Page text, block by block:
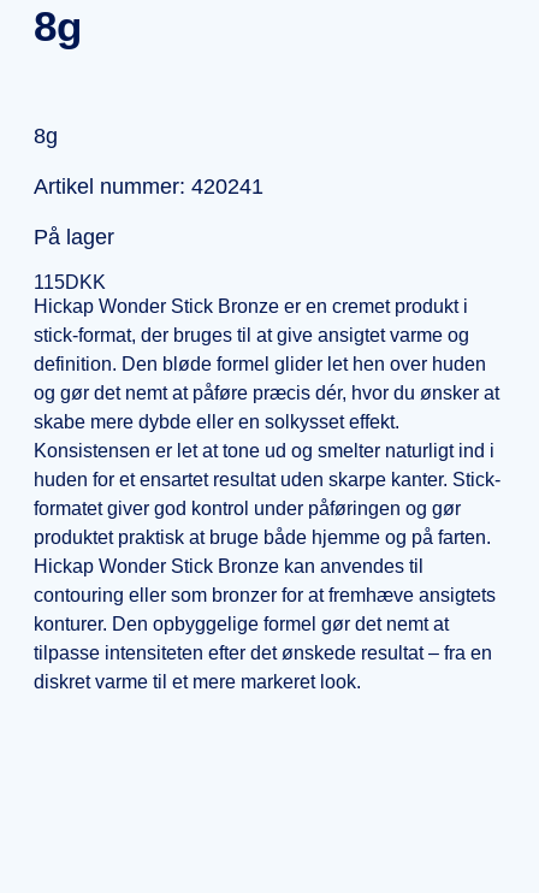
8g
8g
Artikel nummer: 420241
På lager
115DKK
Hickap Wonder Stick Bronze er en cremet produkt i
stick-format, der bruges til at give ansigtet varme og
definition. Den bløde formel glider let hen over huden
og gør det nemt at påføre præcis dér, hvor du ønsker at
skabe mere dybde eller en solkysset effekt.
Konsistensen er let at tone ud og smelter naturligt ind i
huden for et ensartet resultat uden skarpe kanter. Stick-
formatet giver god kontrol under påføringen og gør
produktet praktisk at bruge både hjemme og på farten.
Hickap Wonder Stick Bronze kan anvendes til
contouring eller som bronzer for at fremhæve ansigtets
konturer. Den opbyggelige formel gør det nemt at
tilpasse intensiteten efter det ønskede resultat – fra en
diskret varme til et mere markeret look.